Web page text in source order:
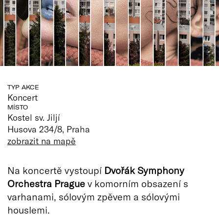
TYP AKCE
Koncert
MÍSTO
Kostel sv. Jiljí
Husova 234/8, Praha
zobrazit na mapě
Na koncertě vystoupí Dvořák Symphony
Orchestra Prague v komorním obsazení s
varhanami, sólovým zpěvem a sólovými
houslemi.